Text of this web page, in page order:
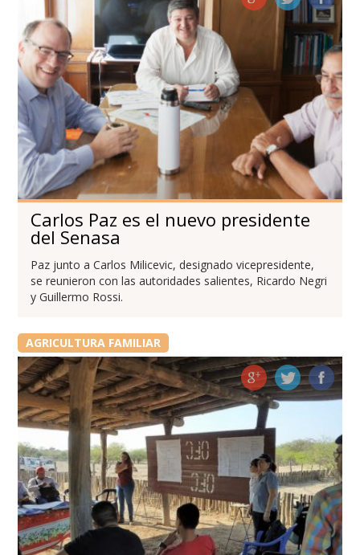
Carlos Paz es el nuevo presidente
del Senasa
Paz junto a Carlos Milicevic, designado vicepresidente,
se reunieron con las autoridades salientes, Ricardo Negri
y Guillermo Rossi.
AGRICULTURA FAMILIAR